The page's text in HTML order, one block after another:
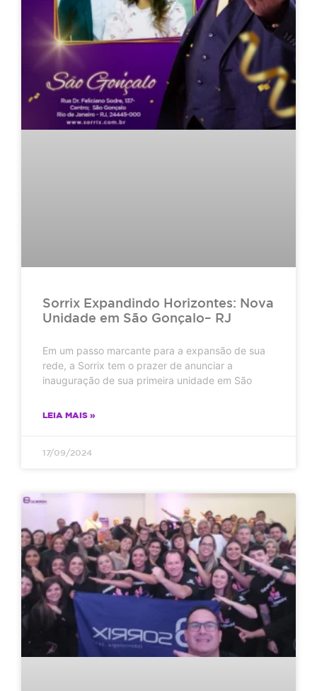
Sorrix Expandindo Horizontes: Nova
Unidade em São Gonçalo– RJ
Em um passo marcante para a expansão de sua
rede, a Sorrix tem o prazer de anunciar a
inauguração de sua primeira unidade em São
LEIA MAIS »
17/09/2024